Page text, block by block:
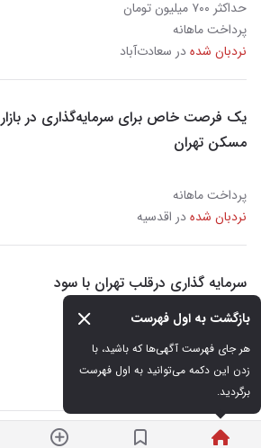
بازگشت به اول فهرست
برگردید.
حداکثر ۷۰۰ میلیون تومان
پرداخت ماهانه
نردبان شدهدر سعادت‌آباد
یک فرصت خاص برای سرمایه‌گذاری در بازار
مسکن تهران
پرداخت ماهانه
نردبان شدهدر اقدسیه
سرمایه گذاری درقلب تهران با سود
۸۰۰میلیونی ماهیانه
پورسانتی/درصدی
نردبان شده
در سعادت‌آباد